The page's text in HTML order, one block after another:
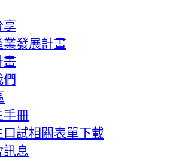
享
業發展計畫
畫
手冊
口試相關表單下載
訊息